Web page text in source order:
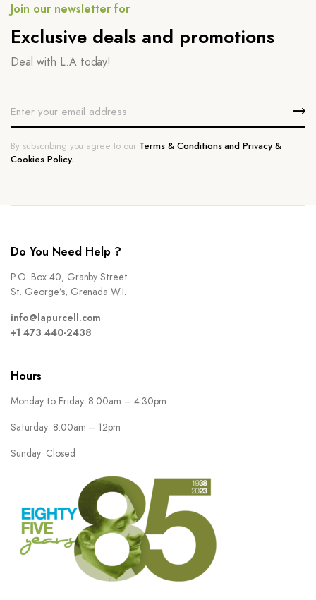
Join our newsletter for
Exclusive deals and promotions
Deal with L.A today!
By subscribing you agree to our Terms & Conditions and Privacy &
Cookies Policy.
Do You Need Help ?
P.O. Box 40, Granby Street
St. George’s, Grenada W.I.
info@lapurcell.com
+1 473 440-2438
Hours
Monday to Friday: 8.00am – 4.30pm
Saturday: 8:00am – 12pm
Sunday: Closed